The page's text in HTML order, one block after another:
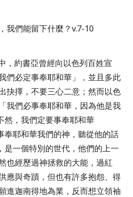
我們能留下什麼？v.7-10
，約書亞曾經向以色列百姓宣
們必定事奉耶和華」
，並且多此
抉擇，不要三心二意；然而以色
「我們必事奉耶和華，因為他是我
然，我們定要事奉耶和華
奉耶和華我們的神，聽從他的話
是一個特別的世代，他們的上一
也經歷過神拯救的大能，過紅
應與奇蹟，但也有許多抱怨、得
進迦南得地為業，反而想立領袖